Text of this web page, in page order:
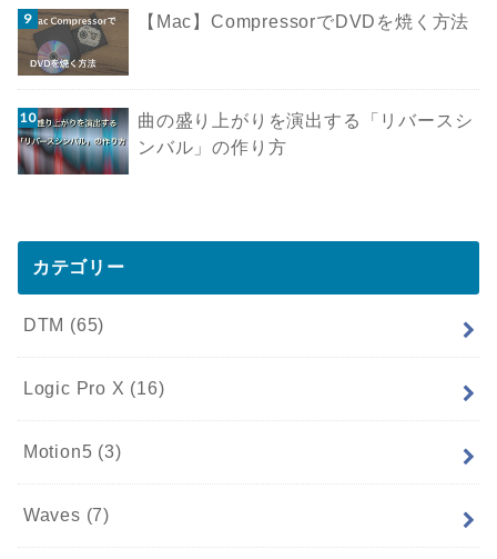
【Mac】CompressorでDVDを焼く方法
曲の盛り上がりを演出する「リバースシ
ンバル」の作り方
カテゴリー
DTM (65)
Logic Pro X (16)
Motion5 (3)
Waves (7)